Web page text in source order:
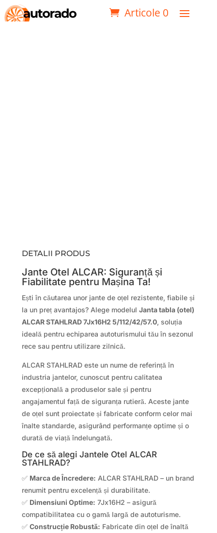
Articole 0
DETALII PRODUS
Jante Otel ALCAR: Siguranță și
Fiabilitate pentru Mașina Ta!
Ești în căutarea unor jante de oțel rezistente, fiabile și
la un preț avantajos? Alege modelul Janta tabla (otel)
ALCAR STAHLRAD 7Jx16H2 5/112/42/57.0, soluția
ideală pentru echiparea autoturismului tău în sezonul
rece sau pentru utilizare zilnică.
ALCAR STAHLRAD este un nume de referință în
industria jantelor, cunoscut pentru calitatea
excepțională a produselor sale și pentru
angajamentul față de siguranța rutieră. Aceste jante
de oțel sunt proiectate și fabricate conform celor mai
înalte standarde, asigurând performanțe optime și o
durată de viață îndelungată.
De ce să alegi Jantele Otel ALCAR
STAHLRAD?
✅ Marca de Încredere: ALCAR STAHLRAD – un brand
renumit pentru excelență și durabilitate.
✅ Dimensiuni Optime: 7Jx16H2 – asigură
compatibilitatea cu o gamă largă de autoturisme.
✅ Construcție Robustă: Fabricate din oțel de înaltă